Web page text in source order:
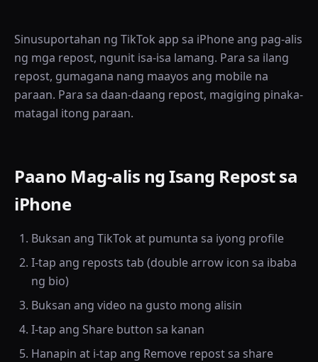
Sinusuportahan ng TikTok app sa iPhone ang pag-alis
ng mga repost, ngunit isa-isa lamang. Para sa ilang
repost, gumagana nang maayos ang mobile na
paraan. Para sa daan-daang repost, magiging pinaka-
matagal itong paraan.
Paano Mag-alis ng Isang Repost sa
iPhone
Buksan ang TikTok at pumunta sa iyong profile
I-tap ang reposts tab (double arrow icon sa ibaba
ng bio)
Buksan ang video na gusto mong alisin
I-tap ang Share button sa kanan
Hanapin at i-tap ang Remove repost sa share